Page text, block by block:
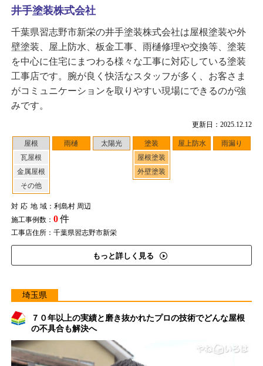
更新日：2025.12.12
屋根
瓦屋根
金属屋根
その他
雨樋 太陽光
塗装
屋根塗装
外壁塗装
屋上防水 雨漏り
対応地域：利島村 周辺
施工事例数： 0件
工事店住所：千葉県習志野市新栄
もっと詳しく見る
井手塗装株式会社
千葉県習志野市新栄の井手塗装株式会社は屋根塗装や外
壁塗装、屋上防水、板金工事、雨樋修理や交換等、塗装
を中心に住宅にまつわる様々な工事に対応している塗装
工事店です。腕が良く快活なスタッフが多く、お客さま
がコミュニケーションを取りやすい現場にできるのが強
みです。
埼玉県
７０年以上の実績と磨き抜かれたプロの技術でどんな屋根
の不具合も解決へ